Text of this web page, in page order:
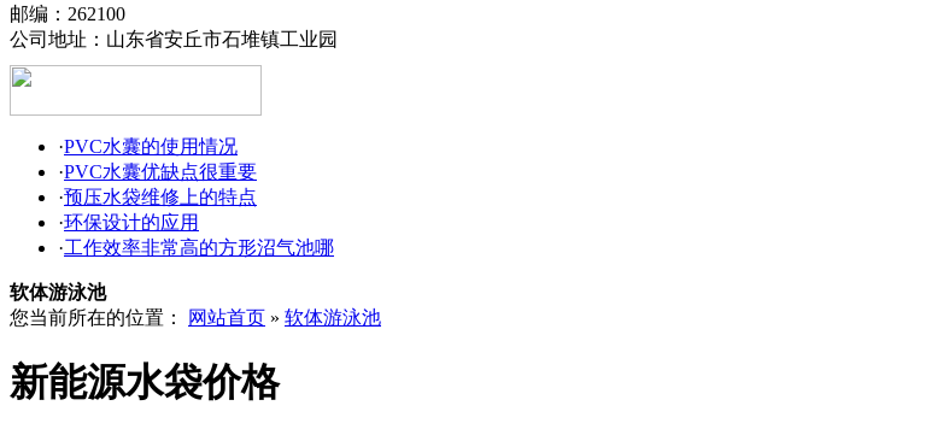
邮编：262100
公司地址：山东省安丘市石堆镇工业园
·PVC水囊的使用情况
·PVC水囊优缺点很重要
·预压水袋维修上的特点
·环保设计的应用
·工作效率非常高的方形沼气池哪
软体游泳池
您当前所在的位置：
网站首页 » 软体游泳池
新能源水袋价格